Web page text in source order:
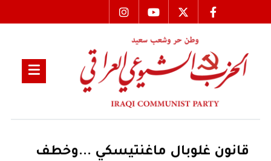
قانون غلوبال ماغنتيسكي ...وخطف